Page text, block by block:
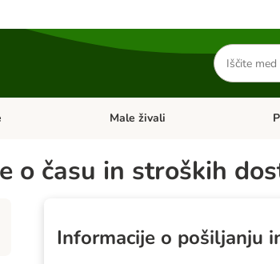
Iskanje
izdelkov
kategorij: Psi Odprite meni kategorij: Mačke
Male živali
o času in stroških
Informacije o pošiljanju